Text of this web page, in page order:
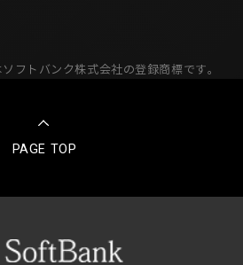
フトバンク株式会社の登録商標です。
PAGE TOP